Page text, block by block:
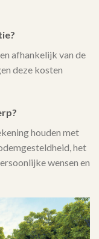
afhankelijk van de
deze kosten
houden met
het
wensen en